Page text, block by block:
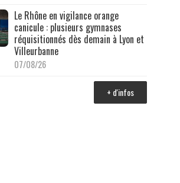
Le Rhône en vigilance orange
canicule : plusieurs gymnases
réquisitionnés dès demain à Lyon et
Villeurbanne
07/08/26
+ d'infos